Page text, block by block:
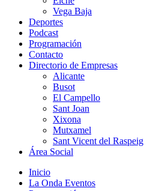
Vega Baja
Deportes
Podcast
Programación
Contacto
Directorio de Empresas
Alicante
Busot
El Campello
Sant Joan
Xixona
Mutxamel
Sant Vicent del Raspeig
Área Social
Inicio
La Onda Eventos